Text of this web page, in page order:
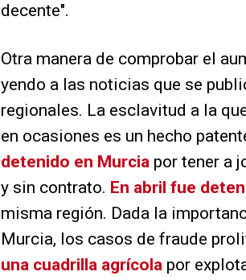
decente".
Otra manera de comprobar el
yendo a las noticias que se
regionales. La esclavitud a la
en ocasiones es un hecho
detenido en Murcia por tener a
y sin contrato. En abril fue
misma región. Dada la
Murcia, los casos de fraude
una cuadrilla agrícola por